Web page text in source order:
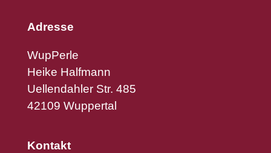
Adresse
WupPerle
Heike Halfmann
Uellendahler Str. 485
42109 Wuppertal
Kontakt